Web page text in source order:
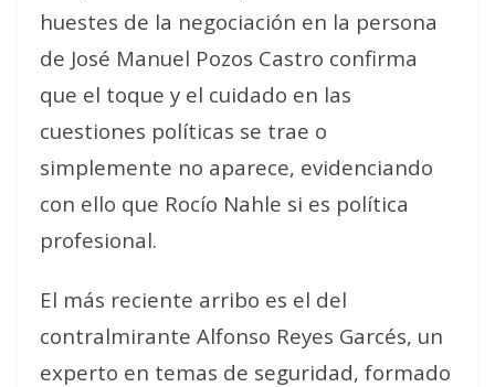
huestes de la negociación en la persona
de José Manuel Pozos Castro confirma
que el toque y el cuidado en las
cuestiones políticas se trae o
simplemente no aparece, evidenciando
con ello que Rocío Nahle si es política
profesional.
El más reciente arribo es el del
contralmirante Alfonso Reyes Garcés, un
experto en temas de seguridad, formado